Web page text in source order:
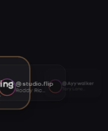
@studio.flip
Roddy Ricch AI voice
@Ayywalker